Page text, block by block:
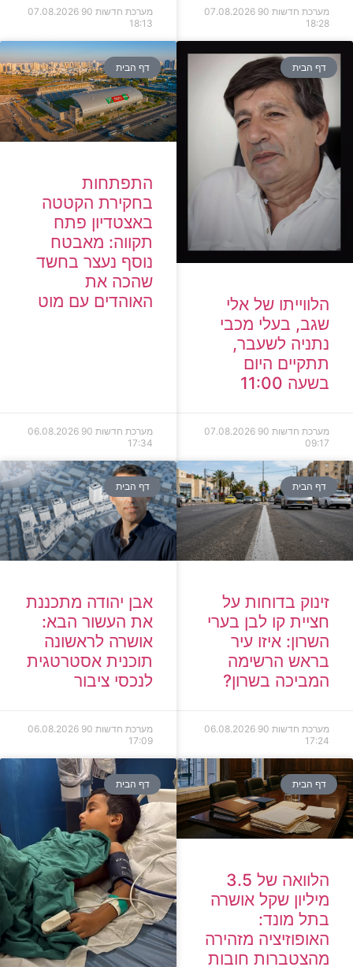
מערכת חדשות 90
07.08.2026
18:28
מערכת חדשות 90
07.08.2026
18:13
דף הבית
הלווייתו של אלי
שגב, בעלי מכבי
נתניה לשעבר,
תתקיים היום
בשעה 11:00
מערכת חדשות 90
07.08.2026
09:17
דף הבית
התפתחות
בחקירת הקטטה
באצטדיון פתח
תקווה: מאבטח
נוסף נעצר בחשד
שהכה את
האוהדים עם מוט
מערכת חדשות 90
06.08.2026
17:34
דף הבית
זינוק בדוחות על
חציית קו לבן בערי
השרון: איזו עיר
בראש הרשימה
המביכה בשרון?
מערכת חדשות 90
06.08.2026
17:24
דף הבית
אבן יהודה מתכננת
את העשור הבא:
אושרה לראשונה
תוכנית אסטרטגית
לנכסי ציבור
מערכת חדשות 90
06.08.2026
17:09
דף הבית
הלוואה של 3.5
מיליון שקל אושרה
בתל מונד:
האופוזיציה מזהירה
מהצטברות חובות
דף הבית